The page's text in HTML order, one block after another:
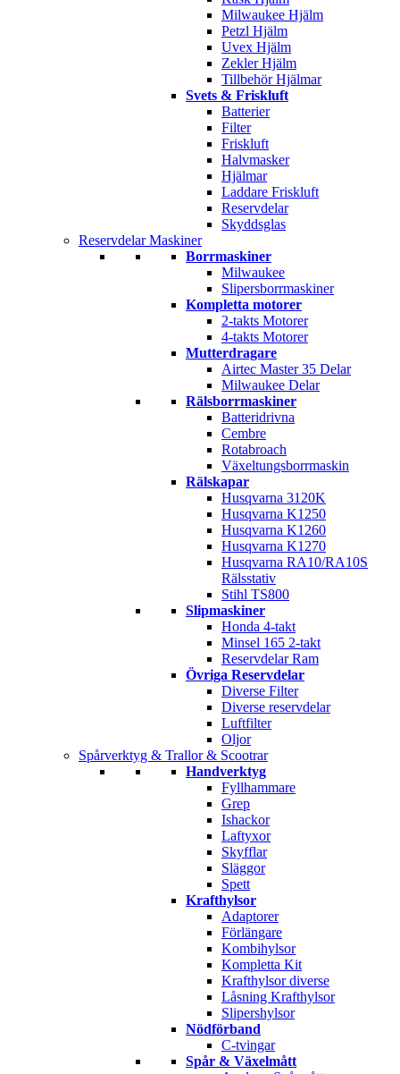
Milwaukee Hjälm
Petzl Hjälm
Uvex Hjälm
Zekler Hjälm
Tillbehör Hjälmar
Svets & Friskluft
Batterier
Filter
Friskluft
Halvmasker
Hjälmar
Laddare Friskluft
Reservdelar
Skyddsglas
Reservdelar Maskiner
Borrmaskiner
Milwaukee
Slipersborrmaskiner
Kompletta motorer
2-takts Motorer
4-takts Motorer
Mutterdragare
Airtec Master 35 Delar
Milwaukee Delar
Rälsborrmaskiner
Batteridrivna
Cembre
Rotabroach
Växeltungsborrmaskin
Rälskapar
Husqvarna 3120K
Husqvarna K1250
Husqvarna K1260
Husqvarna K1270
Husqvarna RA10/RA10S
Rälsstativ
Stihl TS800
Slipmaskiner
Honda 4-takt
Minsel 165 2-takt
Reservdelar Ram
Övriga Reservdelar
Diverse Filter
Diverse reservdelar
Luftfilter
Oljor
Spårverktyg & Trallor & Scootrar
Handverktyg
Fyllhammare
Grep
Ishackor
Laftyxor
Skyfflar
Släggor
Spett
Krafthylsor
Adaptorer
Förlängare
Kombihylsor
Kompletta Kit
Krafthylsor diverse
Låsning Krafthylsor
Slipershylsor
Nödförband
C-tvingar
Spår & Växelmått